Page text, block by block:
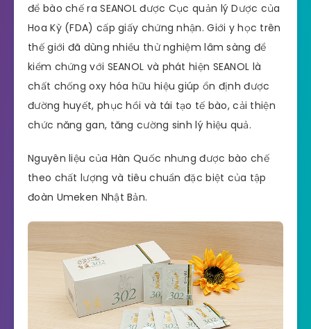
để bào chế ra SEANOL được Cục quản lý Dược của
Hoa Kỳ (FDA) cấp giấy chứng nhận. Giới y học trên
thế giới đã dùng nhiều thử nghiệm lâm sàng để
kiểm chứng với SEANOL và phát hiện SEANOL là
chất chống oxy hóa hữu hiệu giúp ổn định được
đường huyết, phục hồi và tái tạo tế bào, cải thiện
chức năng gan, tăng cường sinh lý hiệu quả.
Nguyên liệu của Hàn Quốc nhưng được bào chế
theo chất lượng và tiêu chuẩn đặc biệt của tập
đoàn Umeken Nhật Bản.